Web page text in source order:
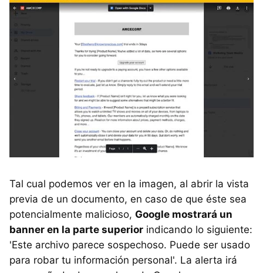
Tal cual podemos ver en la imagen, al abrir la vista
previa de un documento, en caso de que éste sea
potencialmente malicioso, Google mostrará un
banner en la parte superior indicando lo siguiente:
'Este archivo parece sospechoso. Puede ser usado
para robar tu información personal'. La alerta irá